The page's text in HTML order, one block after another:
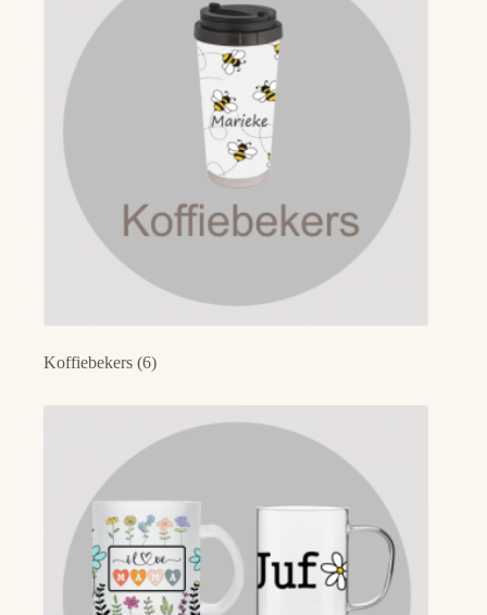
Koffiebekers (6)